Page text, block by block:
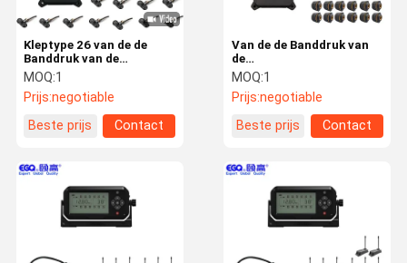
Van de de Banddruk van
de
aanhangwagenvrachtwagen
het Controlesysteem
MOQ:1
Prijs:negotiable
Beste prijs
Contact
Kleptype 26 van de de
Banddruk van de
Bandtpms Vrachtwagen
het Controlesysteem
MOQ:1
Prijs:negotiable
Beste prijs
Contact